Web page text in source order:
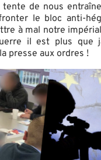
de nous
le bloc anti-
à mal notre
il est plus que
presse aux ordres !